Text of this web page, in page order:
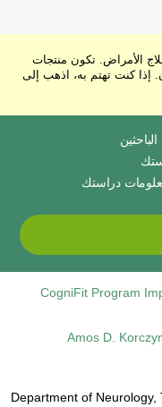
الأمراض. تكون منتجات
إذا كنت تهتم به، اذهب إلى
دراستك
CogniFit Program
Amos D.
1. Department of